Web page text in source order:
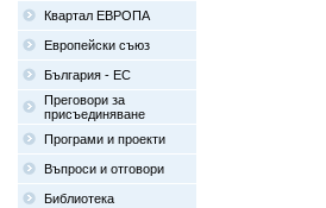
Квартал ЕВРОПА
Европейски съюз
България - ЕС
Преговори за
присъединяване
Програми и проекти
Въпроси и отговори
Библиотека